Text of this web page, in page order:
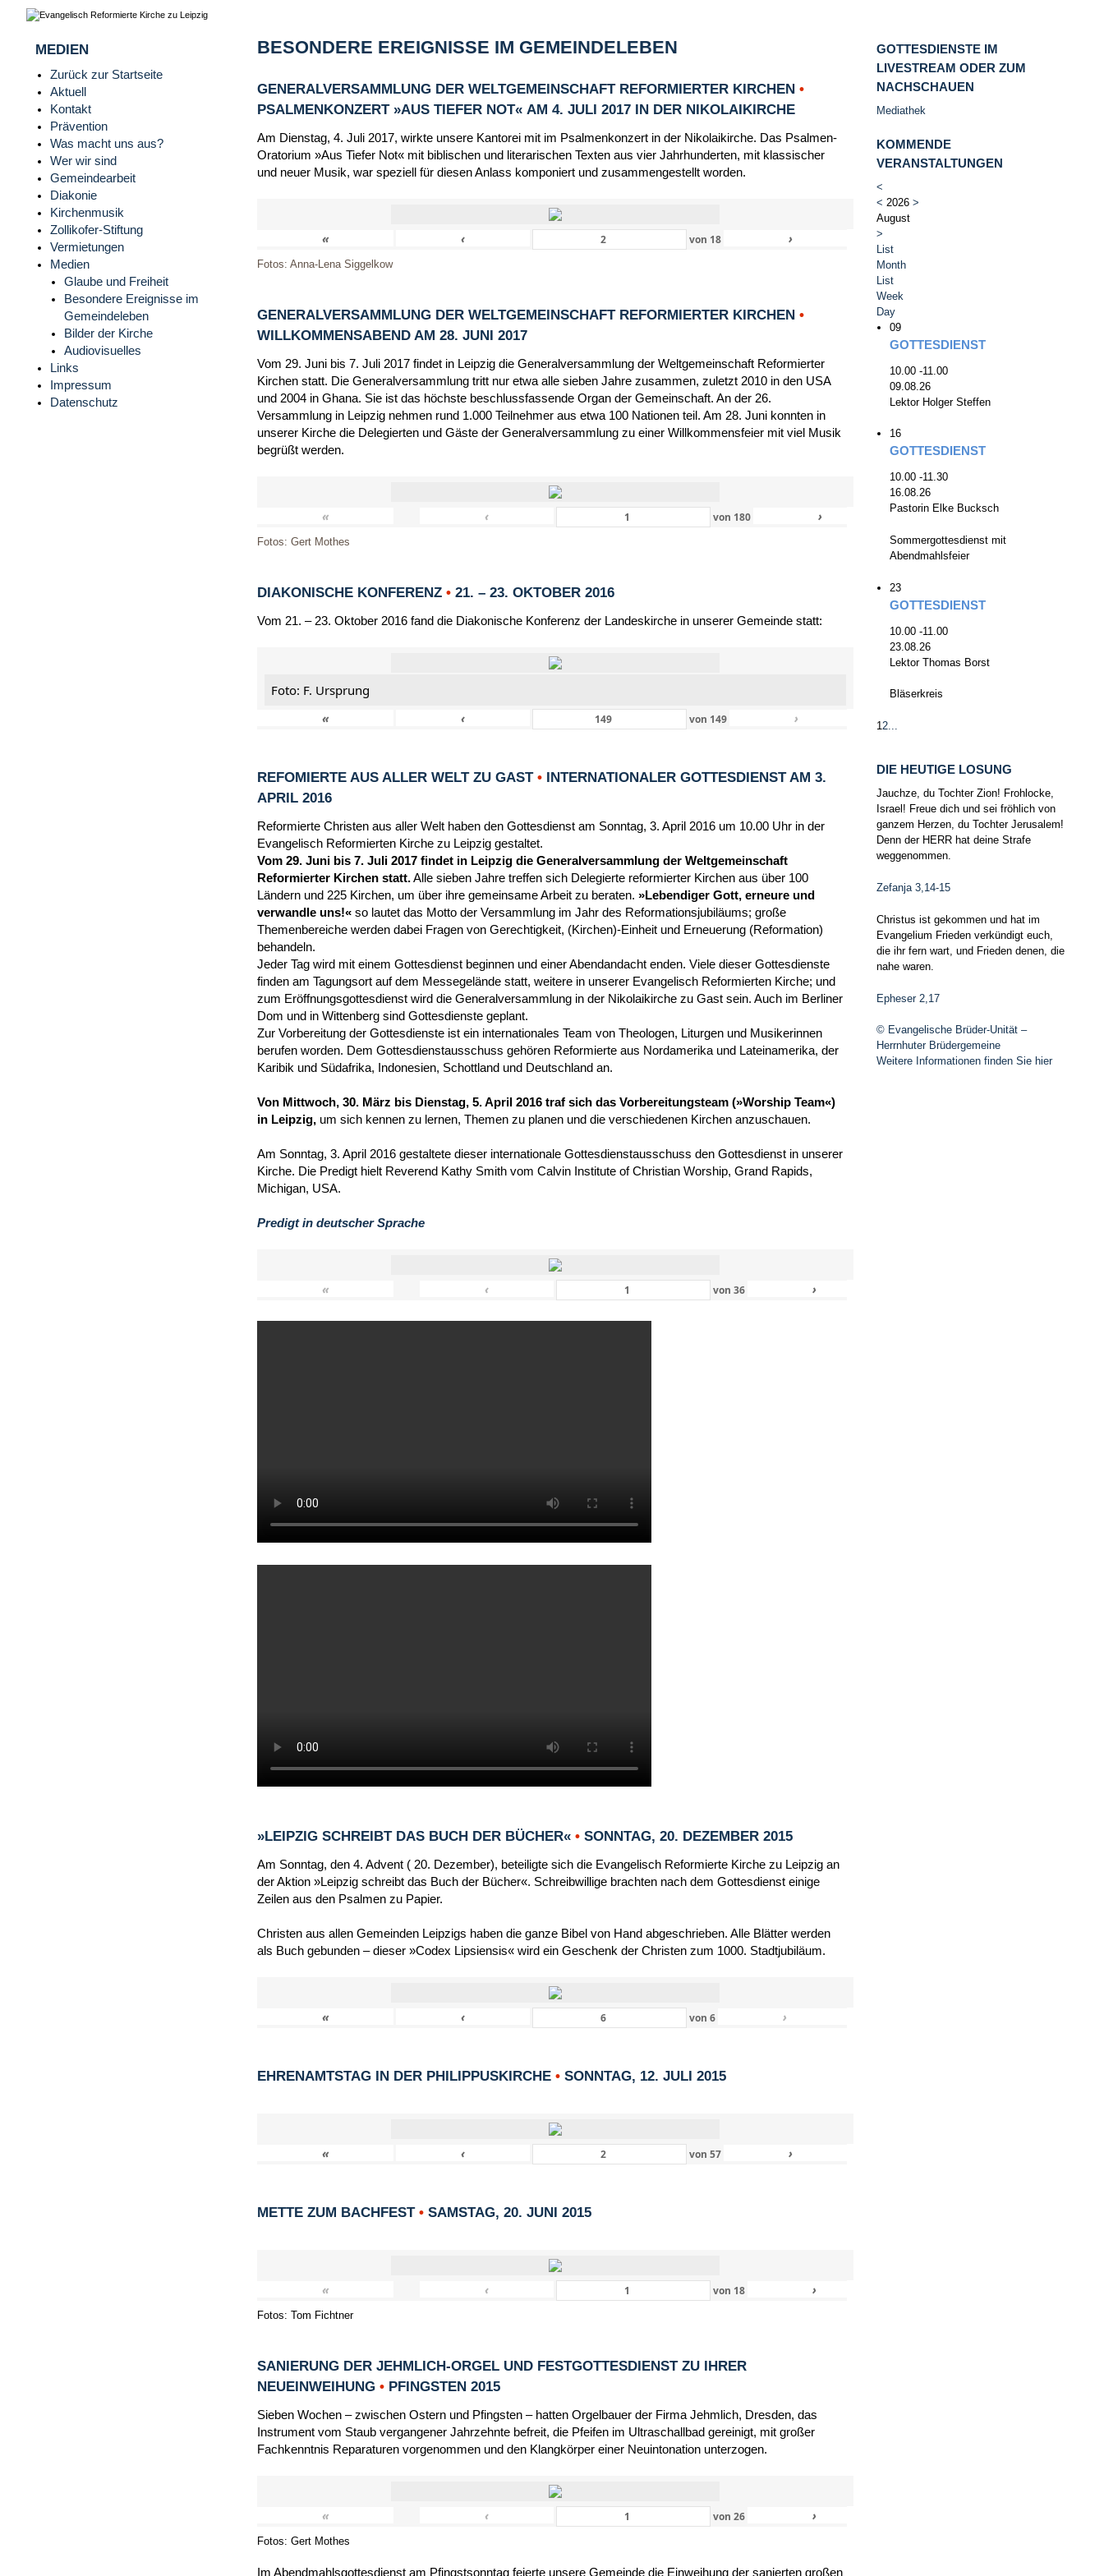
MEDIEN
Zurück zur Startseite
Aktuell
Kontakt
Prävention
Was macht uns aus?
Wer wir sind
Gemeindearbeit
Diakonie
Kirchenmusik
Zollikofer-Stiftung
Vermietungen
Medien
Glaube und Freiheit
Besondere Ereignisse im
Gemeindeleben
Bilder der Kirche
Audiovisuelles
Links
Impressum
Datenschutz
BESONDERE EREIGNISSE IM GEMEINDELEBEN
GENERALVERSAMMLUNG DER WELTGEMEINSCHAFT REFORMIERTER KIRCHEN •
PSALMENKONZERT »AUS TIEFER NOT« AM 4. JULI 2017 IN DER NIKOLAIKIRCHE
Am Dienstag, 4. Juli 2017, wirkte unsere Kantorei mit im Psalmenkonzert in der Nikolaikirche. Das Psalmen-
Oratorium »Aus Tiefer Not« mit biblischen und literarischen Texten aus vier Jahrhunderten, mit klassischer
und neuer Musik, war speziell für diesen Anlass komponiert und zusammengestellt worden.
« ‹ von 18 ›
Fotos: Anna-Lena Siggelkow
GENERALVERSAMMLUNG DER WELTGEMEINSCHAFT REFORMIERTER KIRCHEN •
WILLKOMMENSABEND AM 28. JUNI 2017
Vom 29. Juni bis 7. Juli 2017 findet in Leipzig die Generalversammlung der Weltgemeinschaft Reformierter
Kirchen statt. Die Generalversammlung tritt nur etwa alle sieben Jahre zusammen, zuletzt 2010 in den USA
und 2004 in Ghana. Sie ist das höchste beschlussfassende Organ der Gemeinschaft. An der 26.
Versammlung in Leipzig nehmen rund 1.000 Teilnehmer aus etwa 100 Nationen teil. Am 28. Juni konnten in
unserer Kirche die Delegierten und Gäste der Generalversammlung zu einer Willkommensfeier mit viel Musik
begrüßt werden.
« ‹ von 180 › »
Fotos: Gert Mothes
DIAKONISCHE KONFERENZ • 21. – 23. OKTOBER 2016
Vom 21. – 23. Oktober 2016 fand die Diakonische Konferenz der Landeskirche in unserer Gemeinde statt:
Foto: F. Ursprung
«
‹ von 149 ›
REFOMIERTE AUS ALLER WELT ZU GAST • INTERNATIONALER GOTTESDIENST AM 3.
APRIL 2016
Reformierte Christen aus aller Welt haben den Gottesdienst am Sonntag, 3. April 2016 um 10.00 Uhr in der
Evangelisch Reformierten Kirche zu Leipzig gestaltet.
Vom 29. Juni bis 7. Juli 2017 findet in Leipzig die Generalversammlung der Weltgemeinschaft
Reformierter Kirchen statt.Alle sieben Jahre treffen sich Delegierte reformierter Kirchen aus über 100
Ländern und 225 Kirchen, um über ihre gemeinsame Arbeit zu beraten. »Lebendiger Gott, erneure und
verwandle uns!« so lautet das Motto der Versammlung im Jahr des Reformationsjubiläums; große
Themenbereiche werden dabei Fragen von Gerechtigkeit, (Kirchen)-Einheit und Erneuerung (Reformation)
behandeln.
Jeder Tag wird mit einem Gottesdienst beginnen und einer Abendandacht enden. Viele dieser Gottesdienste
finden am Tagungsort auf dem Messegelände statt, weitere in unserer Evangelisch Reformierten Kirche; und
zum Eröffnungsgottesdienst wird die Generalversammlung in der Nikolaikirche zu Gast sein. Auch im Berliner
Dom und in Wittenberg sind Gottesdienste geplant.
Zur Vorbereitung der Gottesdienste ist ein internationales Team von Theologen, Liturgen und Musikerinnen
berufen worden. Dem Gottesdienstausschuss gehören Reformierte aus Nordamerika und Lateinamerika, der
Karibik und Südafrika, Indonesien, Schottland und Deutschland an.
Von Mittwoch, 30. März bis Dienstag, 5. April 2016 traf sich das Vorbereitungsteam (»Worship Team«)
in Leipzig, um sich kennen zu lernen, Themen zu planen und die verschiedenen Kirchen anzuschauen.
Am Sonntag, 3. April 2016 gestaltete dieser internationale Gottesdienstausschuss den Gottesdienst in unserer
Kirche. Die Predigt hielt Reverend Kathy Smith vom Calvin Institute of Christian Worship, Grand Rapids,
Michigan, USA.
Predigt in deutscher Sprache
« ‹ von 36 ›
»LEIPZIG SCHREIBT DAS BUCH DER BÜCHER« • SONNTAG, 20. DEZEMBER 2015
Am Sonntag, den 4. Advent ( 20. Dezember), beteiligte sich die Evangelisch Reformierte Kirche zu Leipzig an
der Aktion »Leipzig schreibt das Buch der Bücher«. Schreibwillige brachten nach dem Gottesdienst einige
Zeilen aus den Psalmen zu Papier.
Christen aus allen Gemeinden Leipzigs haben die ganze Bibel von Hand abgeschrieben. Alle Blätter werden
als Buch gebunden – dieser »Codex Lipsiensis« wird ein Geschenk der Christen zum 1000. Stadtjubiläum.
« ‹ von 6 ›
EHRENAMTSTAG IN DER PHILIPPUSKIRCHE • SONNTAG, 12. JULI 2015
« ‹ von 57 ›
METTE ZUM BACHFEST • SAMSTAG, 20. JUNI 2015
« ‹ von 18 ›
Fotos: Tom Fichtner
SANIERUNG DER JEHMLICH-ORGEL UND FESTGOTTESDIENST ZU IHRER
NEUEINWEIHUNG • PFINGSTEN 2015
Sieben Wochen – zwischen Ostern und Pfingsten – hatten Orgelbauer der Firma Jehmlich, Dresden, das
Instrument vom Staub vergangener Jahrzehnte befreit, die Pfeifen im Ultraschallbad gereinigt, mit großer
Fachkenntnis Reparaturen vorgenommen und den Klangkörper einer Neuintonation unterzogen.
« ‹ von 26 ›
Fotos: Gert Mothes
Im Abendmahlsgottesdienst am Pfingstsonntag feierte unsere Gemeinde die Einweihung der sanierten großen
GOTTESDIENSTE IM
LIVESTREAM ODER ZUM
NACHSCHAUEN
Mediathek
KOMMENDE
VERANSTALTUNGEN
<
< 2026 >
August
>
List
Month
List
Week
Day
09
GOTTESDIENST
10.00 -11.00
09.08.26
Lektor Holger Steffen
16
GOTTESDIENST
10.00 -11.30
16.08.26
Pastorin Elke Bucksch
Sommergottesdienst mit
Abendmahlsfeier
23
GOTTESDIENST
10.00 -11.00
23.08.26
Lektor Thomas Borst
Bläserkreis
12...
DIE HEUTIGE LOSUNG
Jauchze, du Tochter Zion! Frohlocke,
Israel! Freue dich und sei fröhlich von
ganzem Herzen, du Tochter Jerusalem!
Denn der HERR hat deine Strafe
weggenommen.
Zefanja 3,14-15
Christus ist gekommen und hat im
Evangelium Frieden verkündigt euch,
die ihr fern wart, und Frieden denen, die
nahe waren.
Epheser 2,17
© Evangelische Brüder-Unität –
Herrnhuter Brüdergemeine
Weitere Informationen finden Sie hier